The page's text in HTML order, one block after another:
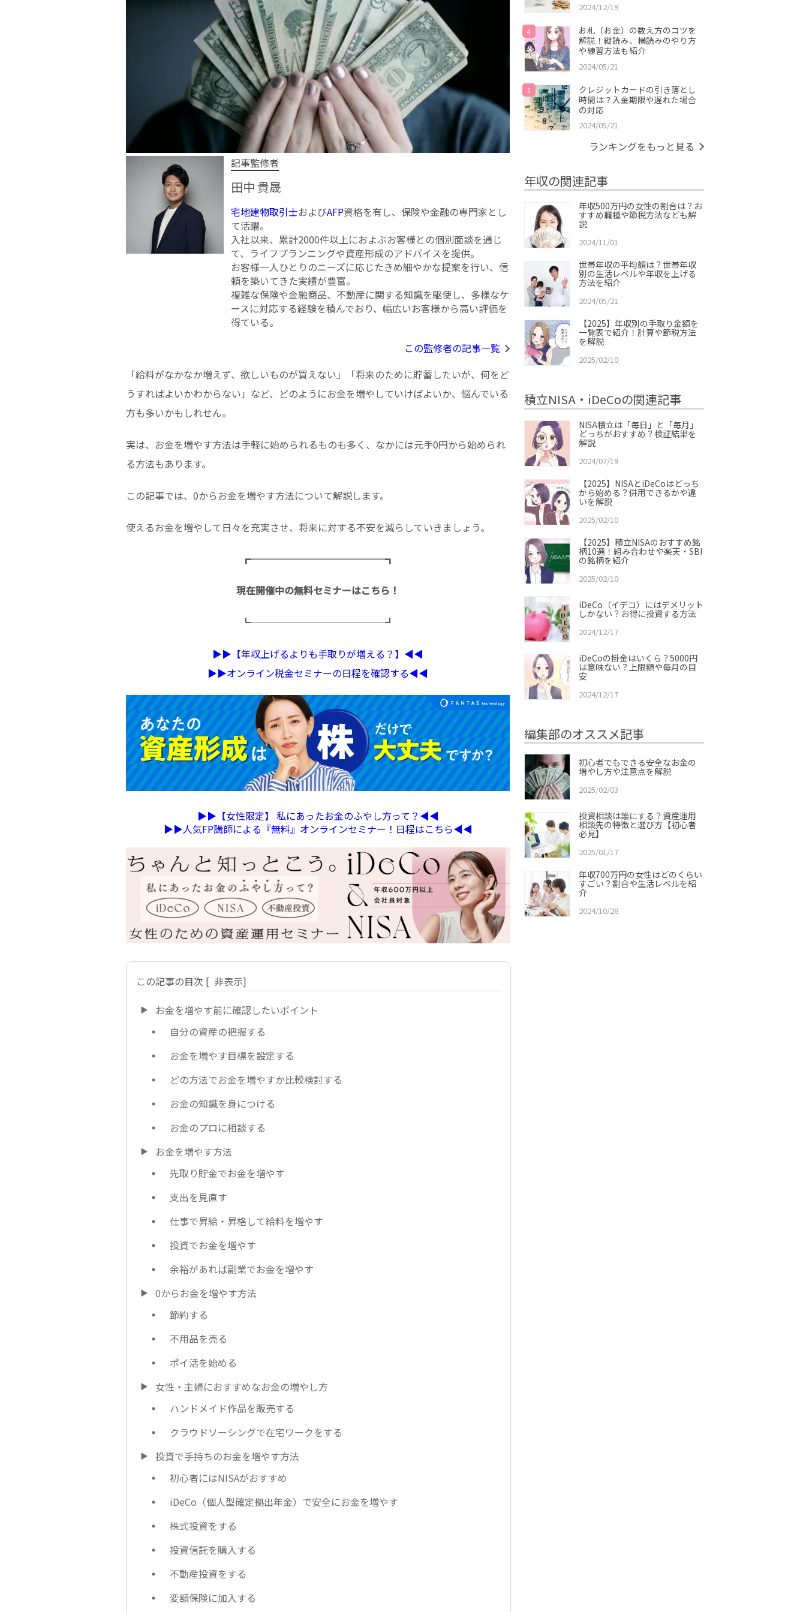
記事監修者
田中 貴晟
宅地建物取引士およびAFP資格を有し、保険や金融の専門家とし
て活躍。
入社以来、累計2000件以上におよぶお客様との個別面談を通じ
て、ライフプランニングや資産形成のアドバイスを提供。
お客様一人ひとりのニーズに応じたきめ細やかな提案を行い、信
頼を築いてきた実績が豊富。
複雑な保険や金融商品、不動産に関する知識を駆使し、多様なケ
ースに対応する経験を積んでおり、幅広いお客様から高い評価を
得ている。
この監修者の記事一覧
「給料がなかなか増えず、欲しいものが買えない」「将来のために貯蓄したいが、何をど
うすればよいかわからない」など、どのようにお金を増やしていけばよいか、悩んでいる
方も多いかもしれせん。
実は、お金を増やす方法は手軽に始められるものも多く、なかには元手0円から始められ
る方法もあります。
この記事では、0からお金を増やす方法について解説します。
使えるお金を増やして日々を充実させ、将来に対する不安を減らしていきましょう。
┏──────────────┓
現在開催中の無料セミナーはこちら！
┗──────────────┛
▶︎▶︎【年収上げるよりも手取りが増える？】◀︎◀︎
▶︎▶︎オンライン税金セミナーの日程を確認する◀︎◀︎
▶︎▶︎【女性限定】 私にあったお金のふやし方って？◀︎◀︎
▶︎▶︎人気FP講師による『無料』オンラインセミナー！日程はこちら◀︎◀︎
この記事の目次 [ 非表示]
お金を増やす前に確認したいポイント
自分の資産の把握する
お金を増やす目標を設定する
どの方法でお金を増やすか比較検討する
お金の知識を身につける
お金のプロに相談する
お金を増やす方法
先取り貯金でお金を増やす
支出を見直す
仕事で昇給・昇格して給料を増やす
投資でお金を増やす
余裕があれば副業でお金を増やす
0からお金を増やす方法
節約する
不用品を売る
ポイ活を始める
女性・主婦におすすめなお金の増やし方
ハンドメイド作品を販売する
クラウドソーシングで在宅ワークをする
投資で手持ちのお金を増やす方法
初心者にはNISAがおすすめ
iDeCo（個人型確定拠出年金）で安全にお金を増やす
株式投資をする
投資信託を購入する
不動産投資をする
変額保険に加入する
2024/12/19
4
お札（お金）の数え方のコツを
解説！縦読み、横読みのやり方
や練習方法も紹介
2024/05/21
5
クレジットカードの引き落とし
時間は？入金期限や遅れた場合
の対応
2024/05/21
ランキングをもっと見る
年収の関連記事
年収500万円の女性の割合は？お
すすめ職種や節税方法なども解
説
2024/11/01
世帯年収の平均額は？世帯年収
別の生活レベルや年収を上げる
方法を紹介
2024/05/21
【2025】年収別の手取り金額を
一覧表で紹介！計算や節税方法
を解説
2025/02/10
積立NISA・iDeCoの関連記事
NISA積立は「毎日」と「毎月」
どっちがおすすめ？検証結果を
解説
2024/07/19
【2025】NISAとiDeCoはどっち
から始める？併用できるかや違
いを解説
2025/02/10
【2025】積立NISAのおすすめ銘
柄10選！組み合わせや楽天・SBI
の銘柄を紹介
2025/02/10
iDeCo（イデコ）にはデメリット
しかない？お得に投資する方法
2024/12/17
iDeCoの掛金はいくら？5000円
は意味ない？上限額や毎月の目
安
2024/12/17
編集部のオススメ記事
初心者でもできる安全なお金の
増やし方や注意点を解説
2025/02/03
投資相談は誰にする？資産運用
相談先の特徴と選び方【初心者
必見】
2025/01/17
年収700万円の女性はどのくらい
すごい？割合や生活レベルを紹
介
2024/10/28